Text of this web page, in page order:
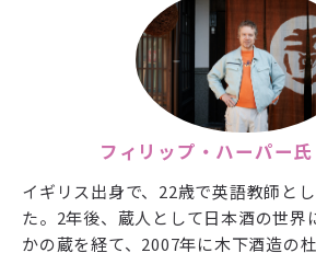
フィリップ・ハーパー氏
イギリス出身で、22歳で英語教師と
た。2年後、蔵人として日本酒の世界
かの蔵を経て、2007年に木下酒造の